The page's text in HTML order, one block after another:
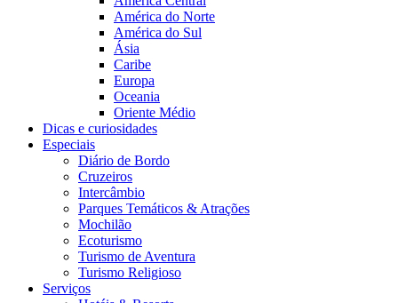
América do Norte
América do Sul
Ásia
Caribe
Europa
Oceania
Oriente Médio
Dicas e curiosidades
Especiais
Diário de Bordo
Cruzeiros
Intercâmbio
Parques Temáticos & Atrações
Mochilão
Ecoturismo
Turismo de Aventura
Turismo Religioso
Serviços